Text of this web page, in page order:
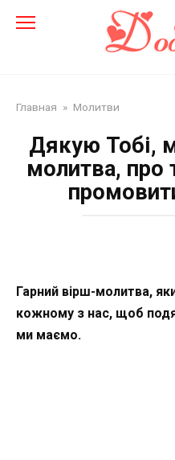
Главная » Молитви
Дякую Тобі,
молитва, про
Гарний вірш-молитва,
кожному з нас, щоб
ми маємо.